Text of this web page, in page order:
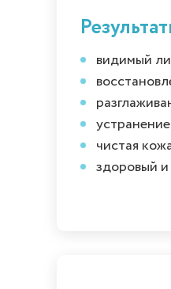
видимый
чистая
здоровый